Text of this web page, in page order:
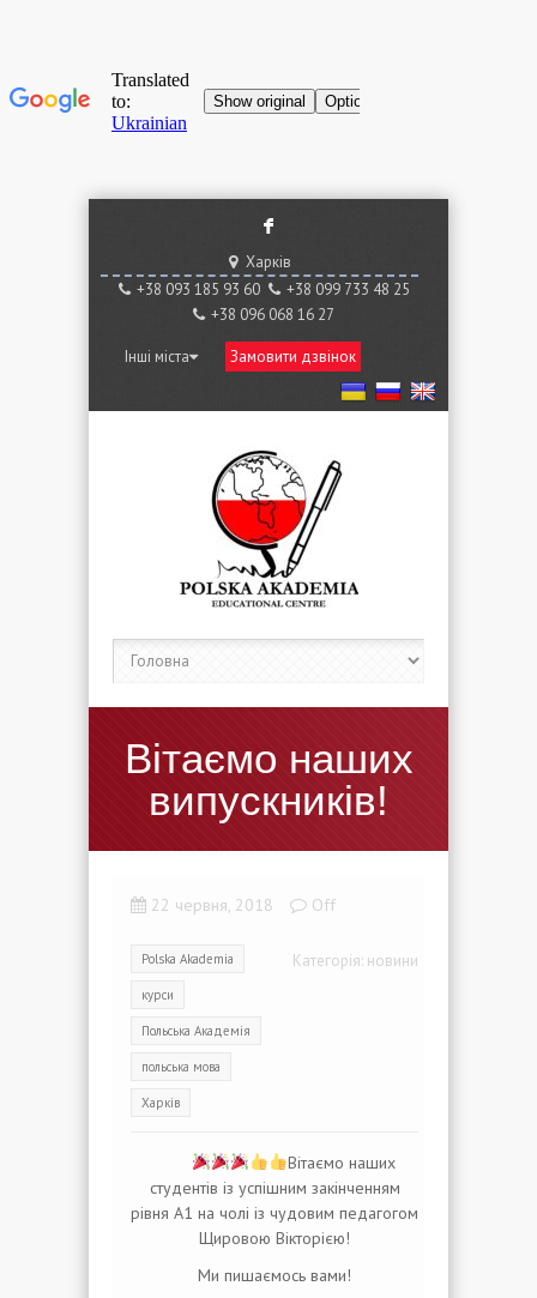
F
Харків
+38 ‎093 185 93 60
+38 ‎099 733 48 25
+38 096 068 16 27
Інші міста Замовити дзвінок
Вітаємо наших
випускників!
22 червня, 2018 Off
Polska Akademia
курси
Польська Академія
польська мова
Харків
Категорія: новини
Вітаємо наших
студентів із успішним закінченням
рівня А1 на чолі із чудовим педагогом
Щировою Вікторією!
Ми пишаємось вами!